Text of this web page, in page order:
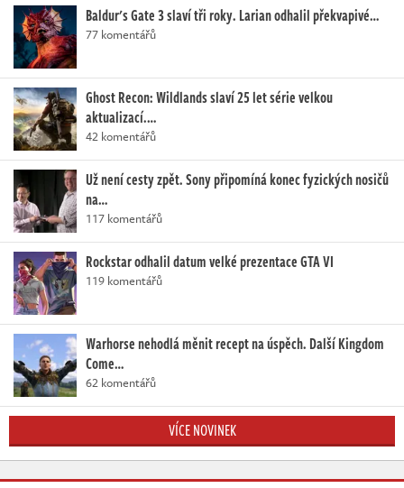
Baldur's Gate 3 slaví tři roky. Larian odhalil překvapivé…
77 komentářů
Ghost Recon: Wildlands slaví 25 let série velkou
aktualizací.…
42 komentářů
Už není cesty zpět. Sony připomíná konec fyzických nosičů
na…
117 komentářů
Rockstar odhalil datum velké prezentace GTA VI
119 komentářů
Warhorse nehodlá měnit recept na úspěch. Další Kingdom
Come…
62 komentářů
VÍCE NOVINEK